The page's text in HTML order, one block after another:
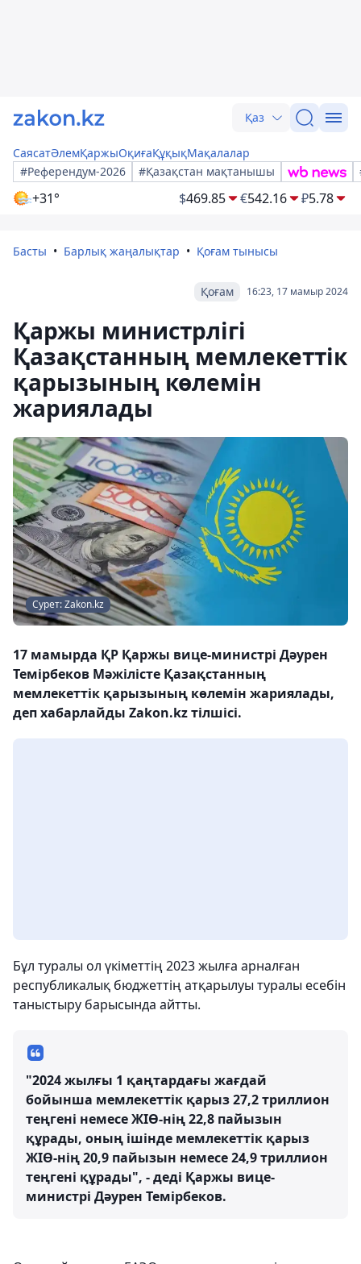
Қаз
СаясатӘлемҚаржыОқиғаҚұқықМақалалар
#Референдум-2026
#Қазақстан мақтанышы
+31° $469.85 €542.16 ₽5.78
Басты Барлық жаңалықтар Қоғам тынысы
16:23, 17 мамыр 2024
Қоғам
Қаржы министрлігі
Қазақстанның мемлекеттік
қарызының көлемін
жариялады
Сурет: Zakon.kz
17 мамырда ҚР Қаржы вице-министрі Дәурен
Темірбеков Мәжілісте Қазақстанның
мемлекеттік қарызының көлемін жариялады,
деп хабарлайды Zakon.kz тілшісі.
Бұл туралы ол үкіметтің 2023 жылға арналған
республикалық бюджеттің атқарылуы туралы есебін
таныстыру барысында айтты.
"2024 жылғы 1 қаңтардағы жағдай
бойынша мемлекеттік қарыз 27,2 триллион
теңгені немесе ЖІӨ-нің 22,8 пайызын
құрады, оның ішінде мемлекеттік қарыз
ЖІӨ-нің 20,9 пайызын немесе 24,9 триллион
теңгені құрады", - деді Қаржы вице-
министрі Дәурен Темірбеков.